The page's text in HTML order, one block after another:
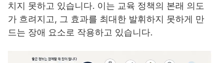
치지 못하고 있습니다. 이는 교육 정책의 본래 의도
가 흐려지고, 그 효과를 최대한 발휘하지 못하게 만
드는 장애 요소로 작용하고 있습니다.